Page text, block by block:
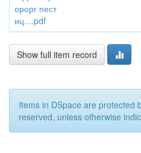
орорг пест
иц....pdf
Show full item record
Items in DSpace are protected
reserved, unless otherwise